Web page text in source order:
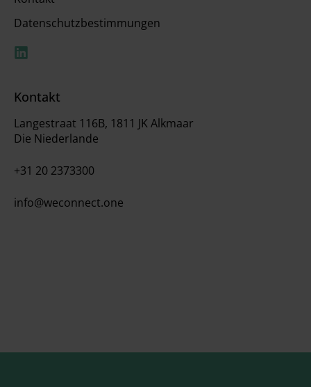
Datenschutzbestimmungen
Kontakt
Langestraat 116B, 1811 JK Alkmaar
Die Niederlande
+31 20 2373300
info@weconnect.one